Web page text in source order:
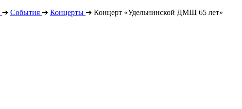
➔ События ➔ Концерты ➔ Концерт «Удельнинской ДМШ 65 лет»